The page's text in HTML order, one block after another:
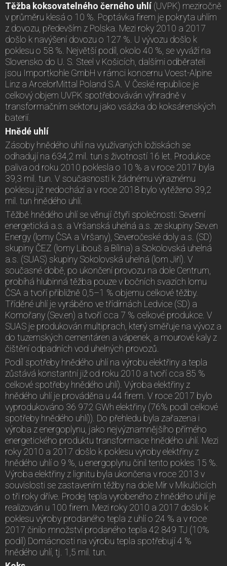
Těžba koksovatelného černého uhlí (UVPK) meziročně
v průměru klesá o 10 %. Poptávka firem je pokryta uhlím
z dovozu, především z Polska. Mezi roky 2010 a 2017
došlo k navýšení dovozu o 127 %. U vývozu došlo k
poklesu o 58 %. Největší podíl, okolo 40 %, se vyváží na
Slovensko do U. S. Steel v Košicích, dalšími odběrateli
jsou Importkohle GmbH v rámci koncernu Voest-Alpine
Linz a ArcelorMittal Poland S.A. V České republice je
celkový objem UVPK spotřebováván výhradně v
transformačním sektoru jako vsázka do koksárenských
baterií.
Hnědé uhlí
Zásoby hnědého uhlí na využívaných ložiskách se
odhadují na 634,2 mil. tun s životností 16 let. Produkce
paliva od roku 2010 poklesla o 10 % a v roce 2017 byla
39,3 mil. tun. V současnosti k žádnému výraznému
poklesu již nedochází a v roce 2018 bylo vytěženo 39,2
mil. tun hnědého uhlí.
Těžbě hnědého uhlí se věnují čtyři společnosti: Severní
energetická a.s. a Vršanská uhelná a.s. ze skupiny Sev.en
Energy (lomy ČSA a Vršany), Severočeské doly a.s. (SD)
skupiny ČEZ (lomy Libouš a Bílina) a Sokolovská uhelná
a.s. (SUAS) skupiny Sokolovská uhelná (lom Jiří). V
současné době, po ukončení provozu na dole Centrum,
probíhá hlubinná těžba pouze v bočních svazích lomu
ČSA a tvoří přibližně 0,5–1 % objemu celkové těžby.
Tříděné uhlí je vyráběno ve třídírnách Ledvice (SD) a
Komořany (Sev.en) a tvoří cca 7 % celkové produkce. V
SUAS je produkován multiprach, který směřuje na vývoz a
do tuzemských cementáren a vápenek, a mourové kaly z
čištění odpadních vod uhelných provozů.
Podíl spotřeby hnědého uhlí na výrobu elektřiny a tepla
zůstává konstantní již od roku 2010 a tvoří cca 85 %
celkové spotřeby hnědého uhlí). Výroba elektřiny z
hnědého uhlí je prováděna u 44 firem. V roce 2017 bylo
vyprodukováno 36 972 GWh elektřiny (76% podíl celkové
spotřeby hnědého uhlí)). Do přehledu byla zařazena i
výroba z energoplynu, jako nejvýznamnějšího přímého
energetického produktu transformace hnědého uhlí. Mezi
roky 2010 a 2017 došlo k poklesu výroby elektřiny z
hnědého uhlí o 9 %, u energoplynu činil tento pokles 15 %.
Výroba elektřiny z lignitu byla ukončena v roce 2013 v
souvislosti se zastavením těžby na dole Mír v Mikulčicích
o tři roky dříve. Prodej tepla vyrobeného z hnědého uhlí je
realizován u 100 firem. Mezi roky 2010 a 2017 došlo k
poklesu výroby prodaného tepla z uhlí o 24 % a v roce
2017 činilo množství prodaného tepla 42 849 TJ (10%
podíl) Domácnosti na výrobu tepla spotřebují 4 %
hnědého uhlí, tj. 1,5 mil. tun.